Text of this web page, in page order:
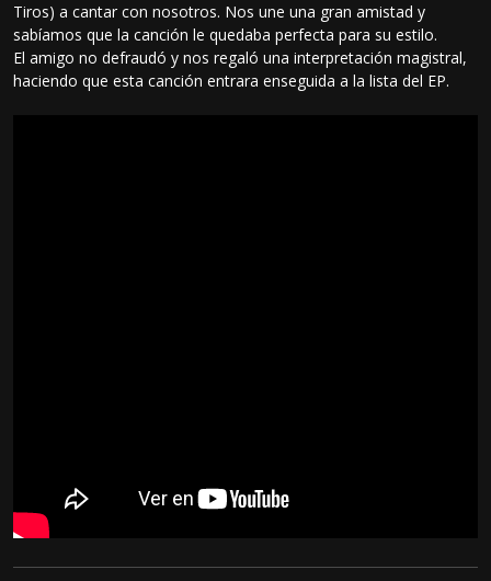
Tiros) a cantar con nosotros. Nos une una gran amistad y
sabíamos que la canción le quedaba perfecta para su estilo.
El amigo no defraudó y nos regaló una interpretación magistral,
haciendo que esta canción entrara enseguida a la lista del EP.